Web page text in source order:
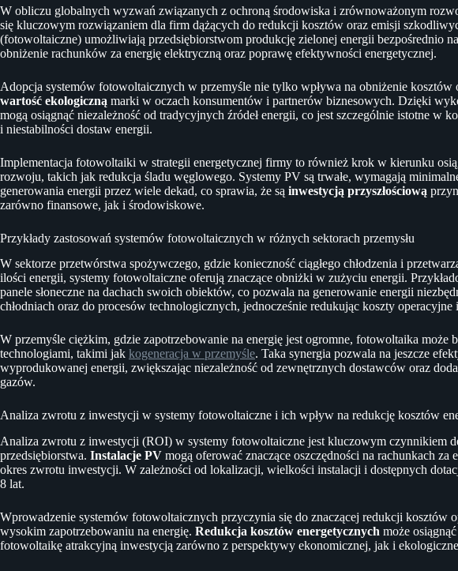
W obliczu globalnych wyzwań związanych z ochroną środowiska i zrównoważonym
się kluczowym rozwiązaniem dla firm dążących do redukcji kosztów oraz emisji
(fotowoltaiczne) umożliwiają przedsiębiorstwom produkcję zielonej energii bezpośrednio
obniżenie rachunków za energię elektryczną oraz poprawę efektywności energetycznej.
Adopcja systemów fotowoltaicznych w przemyśle nie tylko wpływa na obniżenie kosztów
wartość ekologiczną marki w oczach konsumentów i partnerów biznesowych. Dzięki
mogą osiągnąć niezależność od tradycyjnych źródeł energii, co jest szczególnie istotne w
i niestabilności dostaw energii.
Implementacja fotowoltaiki w strategii energetycznej firmy to również krok w kierunku
rozwoju, takich jak redukcja śladu węglowego. Systemy PV są trwałe, wymagają
generowania energii przez wiele dekad, co sprawia, że są inwestycją przyszłościową
zarówno finansowe, jak i środowiskowe.
Przykłady zastosowań systemów fotowoltaicznych w różnych sektorach przemysłu
W sektorze przetwórstwa spożywczego, gdzie konieczność ciągłego chłodzenia i
ilości energii, systemy fotowoltaiczne oferują znaczące obniżki w zużyciu energii.
panele słoneczne na dachach swoich obiektów, co pozwala na generowanie energii
chłodniach oraz do procesów technologicznych, jednocześnie redukując koszty
W przemyśle ciężkim, gdzie zapotrzebowanie na energię jest ogromne, fotowoltaika może
technologiami, takimi jak kogeneracja w przemyśle. Taka synergia pozwala na jeszcze
wyprodukowanej energii, zwiększając niezależność od zewnętrznych dostawców oraz
gazów.
Analiza zwrotu z inwestycji w systemy fotowoltaiczne i ich wpływ na redukcję kosztów
Analiza zwrotu z inwestycji (ROI) w systemy fotowoltaiczne jest kluczowym czynnikiem
przedsiębiorstwa. Instalacje PV mogą oferować znaczące oszczędności na rachunkach za
okres zwrotu inwestycji. W zależności od lokalizacji, wielkości instalacji i dostępnych
8 lat.
Wprowadzenie systemów fotowoltaicznych przyczynia się do znaczącej redukcji kosztów
wysokim zapotrzebowaniu na energię. Redukcja kosztów energetycznych może
fotowoltaikę atrakcyjną inwestycją zarówno z perspektywy ekonomicznej, jak i